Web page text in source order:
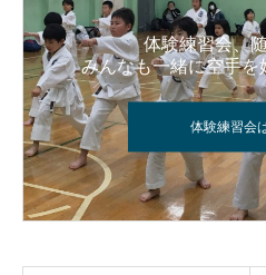
体験練習会、
みんなも一緒に空手を
体験練習会